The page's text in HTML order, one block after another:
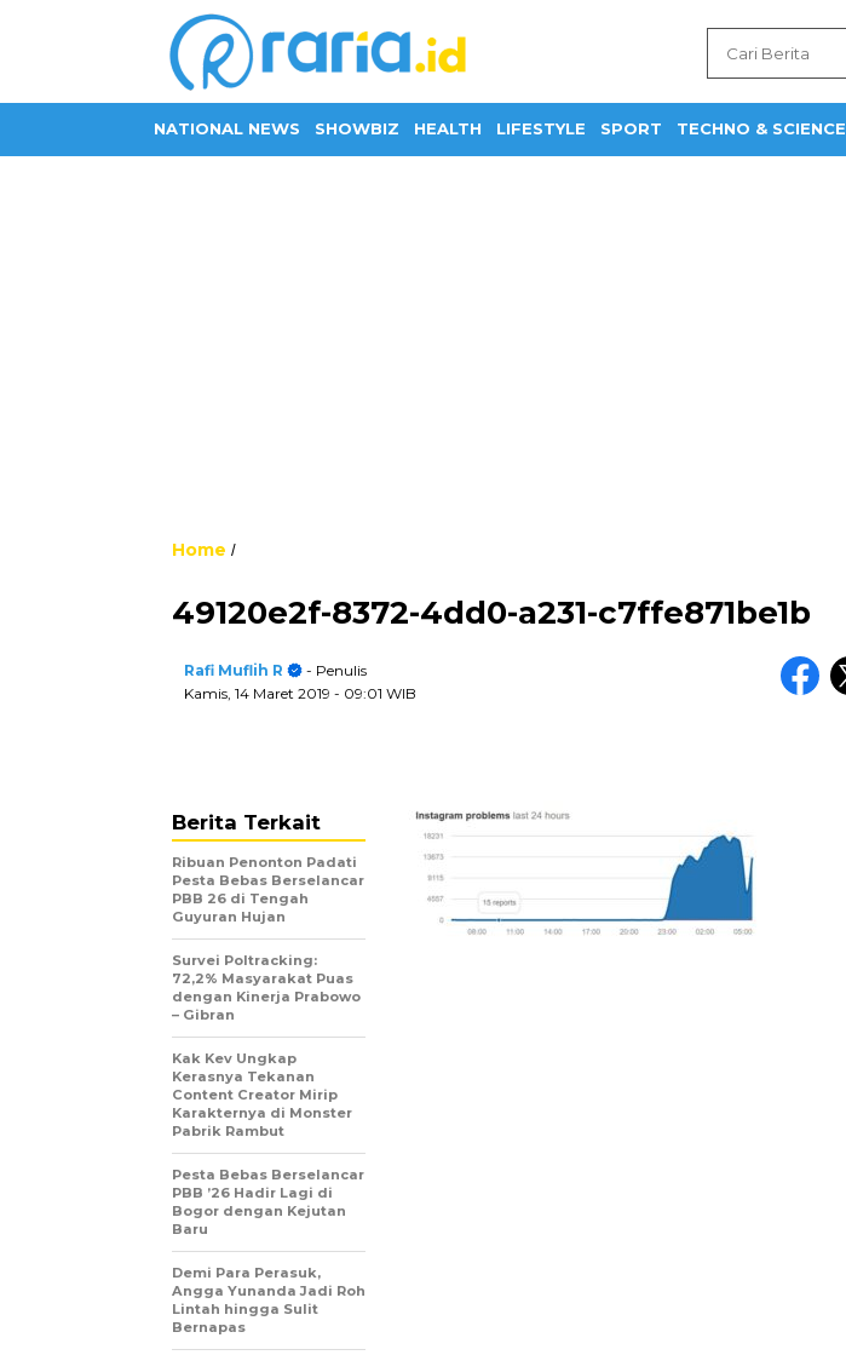
NATIONAL NEWS SHOWBIZ HEALTH LIFESTYLE SPORT TECHNO & SCIENCE
Home /
49120e2f-8372-4dd0-a231-c7ffe871be1b
Rafi Muflih R
- Penulis
Kamis, 14 Maret 2019 - 09:01 WIB
Berita Terkait
Ribuan Penonton Padati
Pesta Bebas Berselancar
PBB 26 di Tengah
Guyuran Hujan
Survei Poltracking:
72,2% Masyarakat Puas
dengan Kinerja Prabowo
– Gibran
Kak Kev Ungkap
Kerasnya Tekanan
Content Creator Mirip
Karakternya di Monster
Pabrik Rambut
Pesta Bebas Berselancar
PBB ’26 Hadir Lagi di
Bogor dengan Kejutan
Baru
Demi Para Perasuk,
Angga Yunanda Jadi Roh
Lintah hingga Sulit
Bernapas